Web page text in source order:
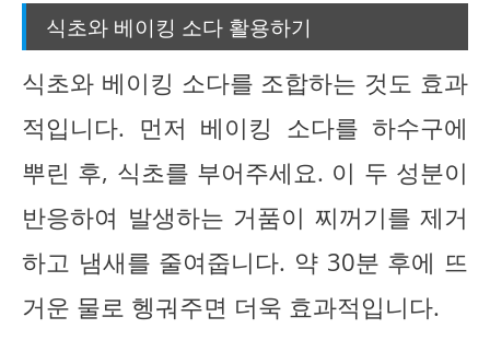
식초와 베이킹 소다 활용하기
식초와 베이킹 소다를 조합하는 것도 효과
적입니다. 먼저 베이킹 소다를 하수구에
뿌린 후, 식초를 부어주세요. 이 두 성분이
반응하여 발생하는 거품이 찌꺼기를 제거
하고 냄새를 줄여줍니다. 약 30분 후에 뜨
거운 물로 헹궈주면 더욱 효과적입니다.